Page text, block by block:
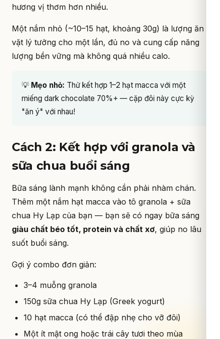
hương vị thơm hơn nhiều.
Một nắm nhỏ (~10–15 hạt, khoảng 30g) là lượng ăn
vặt lý tưởng cho một lần, đủ no và cung cấp năng
lượng bền vững mà không quá nhiều calo.
💡 Mẹo nhỏ: Thử kết hợp 1–2 hạt macca với một
miếng dark chocolate 70%+ — cặp đôi này cực kỳ
"ăn ý" với nhau!
Cách 2: Kết hợp với granola và
sữa chua buổi sáng
Bữa sáng lành mạnh không cần phải nhàm chán.
Thêm một nắm hạt macca vào tô granola + sữa
chua Hy Lạp của bạn — bạn sẽ có ngay bữa sáng
giàu chất béo tốt, protein và chất xơ, giúp no lâu
suốt buổi sáng.
Gợi ý combo đơn giản:
3–4 muỗng granola
150g sữa chua Hy Lạp (Greek yogurt)
10 hạt macca (có thể đập nhẹ cho vỡ đôi)
Một ít mật ong hoặc trái cây tươi theo mùa